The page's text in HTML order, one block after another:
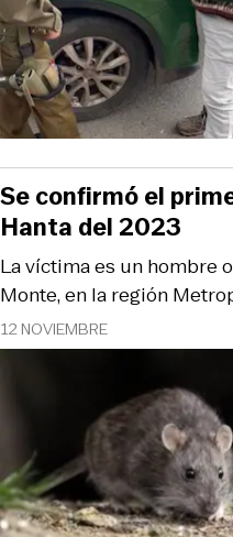
12 NOVIEMBRE
La víctima es un hombre
Monte, en la región
Se confirmó el
Hanta del 2023